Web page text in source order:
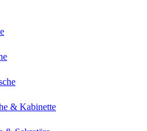
& Kabinette